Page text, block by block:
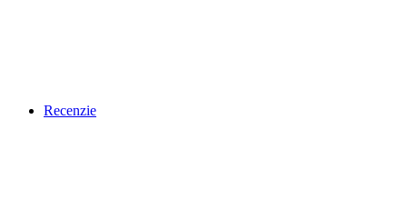
Recenzie